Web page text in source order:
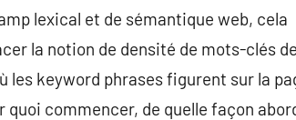
lexical et de sémantique web, cela
la notion de densité de mots-clés
les keyword phrases figurent sur la
quoi commencer, de quelle façon